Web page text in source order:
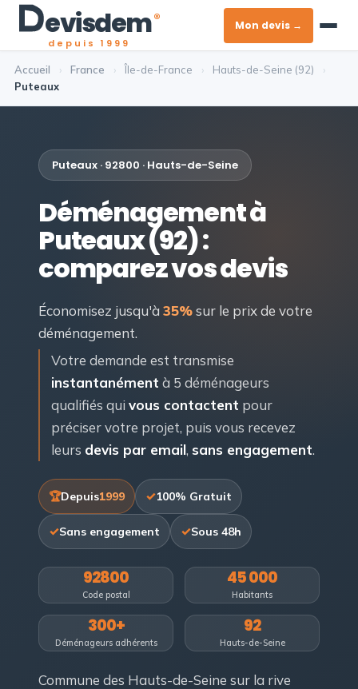
evisdem®
depuis 1999
Mon devis →
Accueil › France › Île-de-France › Hauts-de-Seine (92)
›
Puteaux
Puteaux · 92800 · Hauts-de-Seine
Déménagement à
Puteaux (92) :
comparez vos devis
Économisez jusqu'à35%sur le prix de votre
déménagement.
Votre demande est transmise
instantanément à 5 déménageurs
qualifiés qui vous contactent pour
préciser votre projet, puis vous recevez
leurs devis par email, sans engagement.
Depuis1999 100% Gratuit
Sans engagement Sous 48h
92800
Code postal
45 000
Habitants
300+
Déménageurs adhérents
92
Hauts-de-Seine
Commune des Hauts-de-Seine sur la rive